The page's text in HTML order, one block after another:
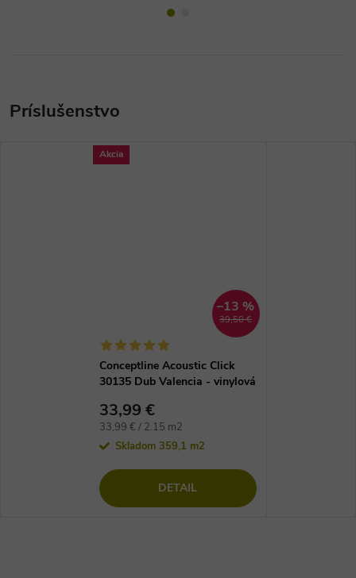
Akcia
39,50 €
–13 %
Conceptline Acoustic Click
30135 Dub Valencia - vinylová
33,99 €
Jednotková
cena:
33,99 € / 2.15 m2
Skladom 359,1 m2
DETAIL